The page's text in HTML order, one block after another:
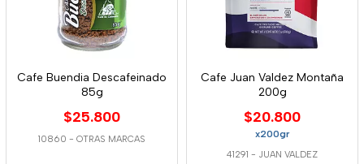
Cafe Buendia Descafeinado
85g
$25.800
10860 - OTRAS MARCAS
Cafe Juan Valdez Montaña
200g
$20.800
x200gr
41291 - JUAN VALDEZ